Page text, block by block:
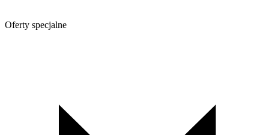
Oferty specjalne